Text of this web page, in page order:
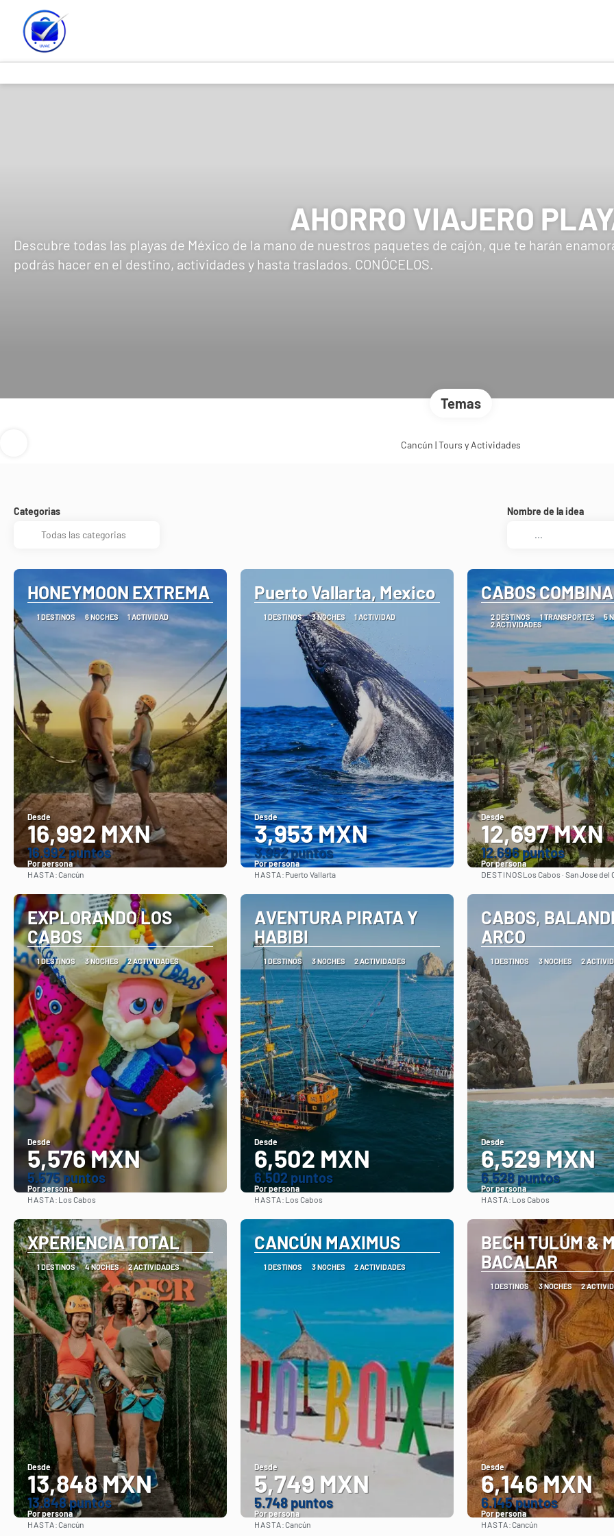
AHORRO VIAJERO
Descubre todas las playas de México de la mano de nuestros paquetes de cajón, que te harán
podrás hacer en el destino, actividades y hasta traslados. CONÓCELOS.
Temas
Cancún | Tours y Actividades
Categorias Nombre de la idea
HONEYMOON EXTREMA
1 DESTINOS 6 NOCHES 1 ACTIVIDAD
Desde
16,992 MXN
16.992 puntos
Por persona
HASTA:Cancún
Puerto Vallarta, Mexico
1 DESTINOS 3 NOCHES 1 ACTIVIDAD
Desde
3,953 MXN
3.952 puntos
Por persona
HASTA: Puerto Vallarta
CABOS
2 DESTINOS 1 TRANSPORTES
5
2 ACTIVIDADES
Desde
12,697 MXN
12.696 puntos
Por persona
Ver
DESTINOSLos Cabos · San Jose del
EXPLORANDO LOS
CABOS
1 DESTINOS 3 NOCHES 2 ACTIVIDADES
Desde
5,576 MXN
5.575 puntos
Por persona
HASTA: Los Cabos
AVENTURA PIRATA Y
HABIBI
1 DESTINOS 3 NOCHES 2 ACTIVIDADES
Desde
6,502 MXN
6.502 puntos
Por persona
HASTA: Los Cabos
CABOS,
ARCO
1 DESTINOS 3 NOCHES 2
Desde
6,529 MXN
6.528 puntos
Por persona
HASTA: Los Cabos
XPERIENCIA TOTAL
1 DESTINOS 4 NOCHES 2 ACTIVIDADES
Desde
13,848 MXN
13.848 puntos
Por persona
HASTA:Cancún
CANCÚN MAXIMUS
1 DESTINOS 3 NOCHES 2 ACTIVIDADES
Desde
5,749 MXN
5.748 puntos
Por persona
HASTA:Cancún
BECH TULÚM &
BACALAR
1 DESTINOS 3 NOCHES 2
Desde
6,146 MXN
6.145 puntos
Por persona
HASTA:Cancún